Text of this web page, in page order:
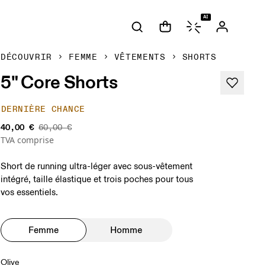
AI
DÉCOUVRIR FEMME VÊTEMENTS SHORTS
5" Core Shorts
DERNIÈRE CHANCE
40,00 € 60,00 €
TVA comprise
Short de running ultra-léger avec sous-vêtement
intégré, taille élastique et trois poches pour tous
vos essentiels.
Femme Homme
Olive